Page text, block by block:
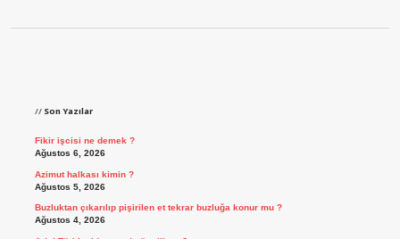
Son Yazılar
Fikir işcisi ne demek ?
Ağustos 6, 2026
Azimut halkası kimin ?
Ağustos 5, 2026
Buzluktan çıkarılıp pişirilen et tekrar buzluğa konur mu ?
Ağustos 4, 2026